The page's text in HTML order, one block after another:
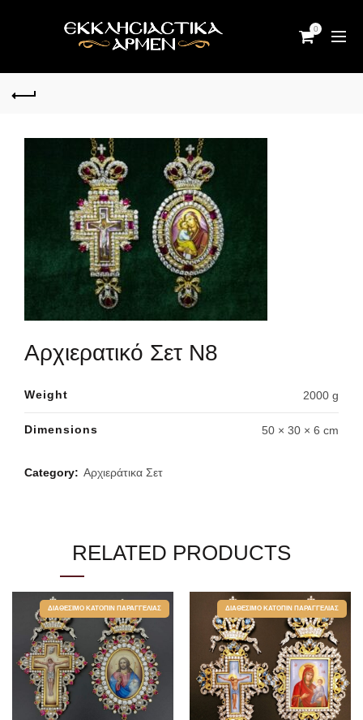
0
Αρχιερατικό Σετ Ν8
Weight 2000 g
Dimensions 50 × 30 × 6 cm
Category: Αρχιεράτικα Σετ
RELATED PRODUCTS
ΔΙΑΘΈΣΙΜΟ ΚΑΤΌΠΙΝ ΠΑΡΑΓΓΕΛΊΑΣ ΔΙΑΘΈΣΙΜΟ ΚΑΤΌΠΙΝ ΠΑΡΑΓΓΕΛΊΑΣ